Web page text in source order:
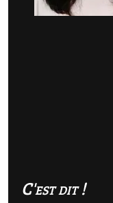
C'est dit !